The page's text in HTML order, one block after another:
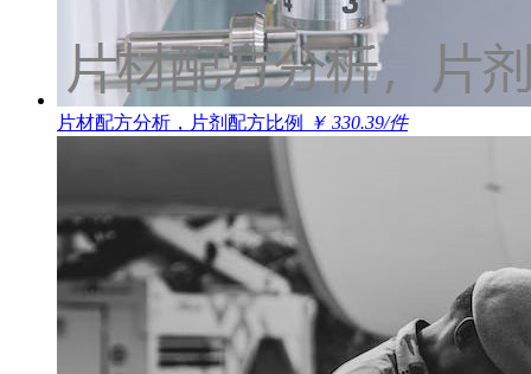
片材配方分析，片剂配方比例 ￥ 330.39/件